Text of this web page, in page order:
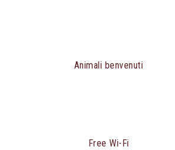
Animali benvenuti
Free Wi-Fi